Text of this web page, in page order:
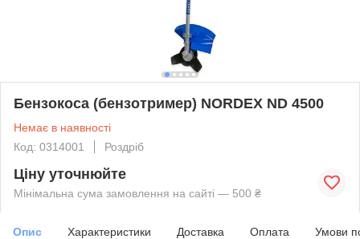
Бензокоса (бензотример) NORDEX ND 4500
Немає в наявності
Код: 0314001
Роздріб
Ціну уточнюйте
Мінімальна сума замовлення на сайті — 500 ₴
Опис Характеристики Доставка Оплата Умови